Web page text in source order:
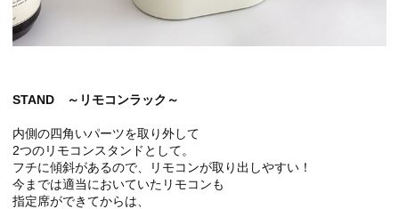
STAND ～リモコンラック～
内側の四角いパーツを取り外して
2つのリモコンスタンドとして。
フチに傾斜があるので、リモコンが取り出しやすい！
今までは適当においていたリモコンも
指定席ができてからは、